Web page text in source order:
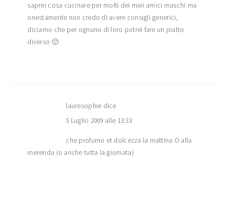
saprei cosa cucinare per molti dei miei amici maschi ma
onestamente non credo di avere consigli generici,
diciamo che per ognuno di loro potrei fare un piatto
diverso 🙂
lauresophie dice
5 Luglio 2009 alle 13:33
che profumo et dolcezza la mattina O alla
merenda (o anche tutta la giornata)